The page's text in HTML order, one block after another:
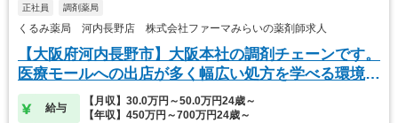
正社員 調剤薬局
くるみ薬局 河内長野店 株式会社ファーマみらいの薬剤師求人
【大阪府河内長野市】大阪本社の調剤チェーンです。
医療モールへの出店が多く幅広い処方を学べる環境で
す◎
給与
【月収】30.0万円～50.0万円24歳～
【年収】450万円～700万円24歳～